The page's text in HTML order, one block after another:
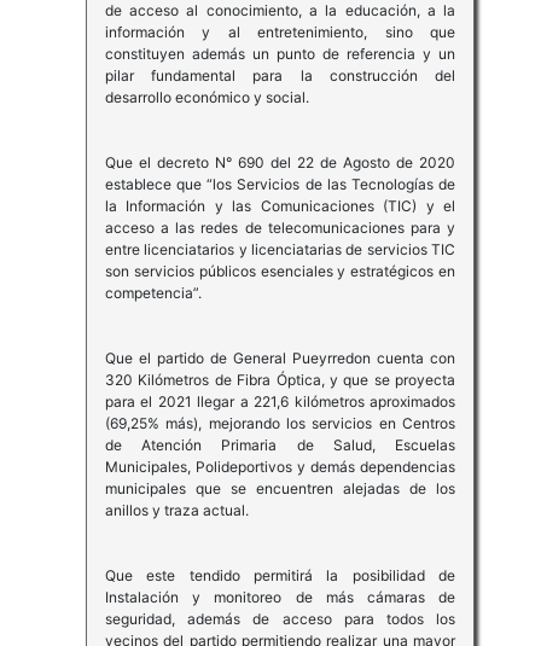
de acceso al conocimiento, a la educación, a la
información y al entretenimiento, sino que
constituyen además un punto de referencia y un
pilar fundamental para la construcción del
desarrollo económico y social.
Que el decreto N° 690 del 22 de Agosto de 2020
establece que “los Servicios de las Tecnologías de
la Información y las Comunicaciones (TIC) y el
acceso a las redes de telecomunicaciones para y
entre licenciatarios y licenciatarias de servicios TIC
son servicios públicos esenciales y estratégicos en
competencia”.
Que el partido de General Pueyrredon cuenta con
320 Kilómetros de Fibra Óptica, y que se proyecta
para el 2021 llegar a 221,6 kilómetros aproximados
(69,25% más), mejorando los servicios en Centros
de Atención Primaria de Salud, Escuelas
Municipales, Polideportivos y demás dependencias
municipales que se encuentren alejadas de los
anillos y traza actual.
Que este tendido permitirá la posibilidad de
Instalación y monitoreo de más cámaras de
seguridad, además de acceso para todos los
vecinos del partido permitiendo realizar una mayor